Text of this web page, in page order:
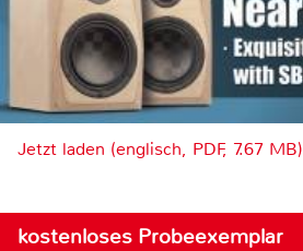
Jetzt laden (englisch, PDF, 7.67 MB)
kostenloses Probeexemplar